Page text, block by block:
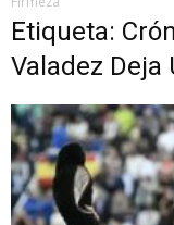
Etiqueta:
Valadez Deja